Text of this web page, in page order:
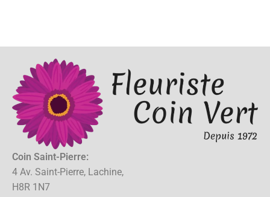
Coin Saint-Pierre:
4 Av. Saint-Pierre, Lachine,
H8R 1N7